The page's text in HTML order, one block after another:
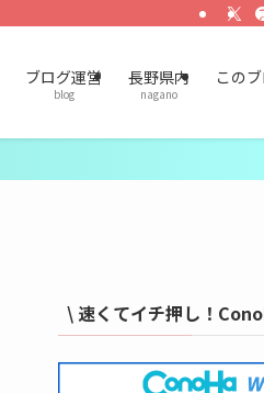
ブログ運営
blog
長野県内
nagano
この
\ 速くてイチ押し！